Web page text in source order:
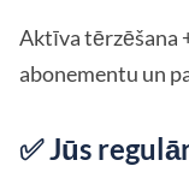
Aktīva tērzēšana
abonementu un
✅ Jūs